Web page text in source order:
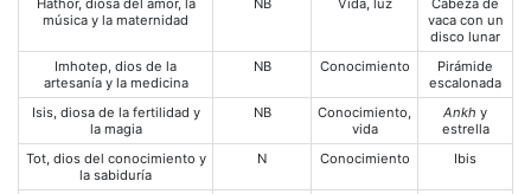
Hathor, diosa del amor, la
música y la maternidad
NB Vida, luz
Cabeza de
vaca con un
disco lunar
Imhotep, dios de la
artesanía y la medicina
NB Conocimiento
Pirámide
escalonada
Isis, diosa de la fertilidad y
la magia
NB
Conocimiento,
vida
Ankh y
estrella
Tot, dios del conocimiento y
la sabiduría
N Conocimiento Ibis